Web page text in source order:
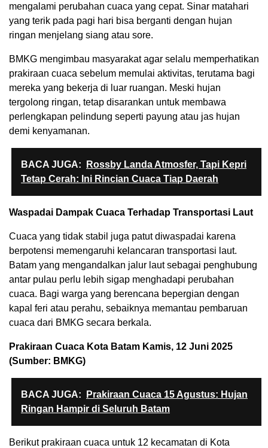
mengalami perubahan cuaca yang cepat. Sinar matahari
yang terik pada pagi hari bisa berganti dengan hujan
ringan menjelang siang atau sore.
BMKG mengimbau masyarakat agar selalu memperhatikan
prakiraan cuaca sebelum memulai aktivitas, terutama bagi
mereka yang bekerja di luar ruangan. Meski hujan
tergolong ringan, tetap disarankan untuk membawa
perlengkapan pelindung seperti payung atau jas hujan
demi kenyamanan.
BACA JUGA:
Rossby Landa Atmosfer, Tapi Kepri
Tetap Cerah: Ini Rincian Cuaca Tiap Daerah
Waspadai Dampak Cuaca Terhadap Transportasi Laut
Cuaca yang tidak stabil juga patut diwaspadai karena
berpotensi memengaruhi kelancaran transportasi laut.
Batam yang mengandalkan jalur laut sebagai penghubung
antar pulau perlu lebih sigap menghadapi perubahan
cuaca. Bagi warga yang berencana bepergian dengan
kapal feri atau perahu, sebaiknya memantau pembaruan
cuaca dari BMKG secara berkala.
Prakiraan Cuaca Kota Batam Kamis, 12 Juni 2025
(Sumber: BMKG)
BACA JUGA:
Prakiraan Cuaca 15 Agustus: Hujan
Ringan Hampir di Seluruh Batam
Berikut prakiraan cuaca untuk 12 kecamatan di Kota